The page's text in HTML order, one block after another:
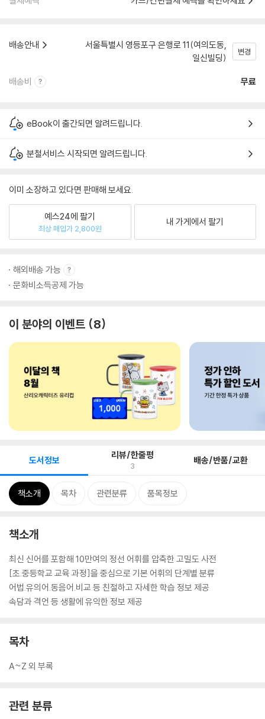
배송안내
서울특별시 영등포구 은행로 11(여의도동,
일신빌딩)
변경
배송비 무료
eBook이 출간되면 알려드립니다.
분철서비스 시작되면 알려드립니다.
이미 소장하고 있다면 판매해 보세요.
예스24에 팔기
최상 매입가 2,800원
내 가게에서 팔기
해외배송 가능
문화비소득공제 가능
이 분야의 이벤트 8
도서정보 리뷰/한줄평
3 배송/반품/교환
책소개 목차 관련분류 품목정보
책소개
최신 신어를 포함해 10만여의 정선 어휘를 압축한 고밀도 사전
[초.중등학교 교육 과정]을 중심으로 기본 어휘의 단계별 분류
어법.유의어.동음어.비교 등 친절하고 자세한 학습 정보 제공
속담과 격언 등 생활에 유익한 정보 제공
목차
A~Z 외 부록
관련 분류